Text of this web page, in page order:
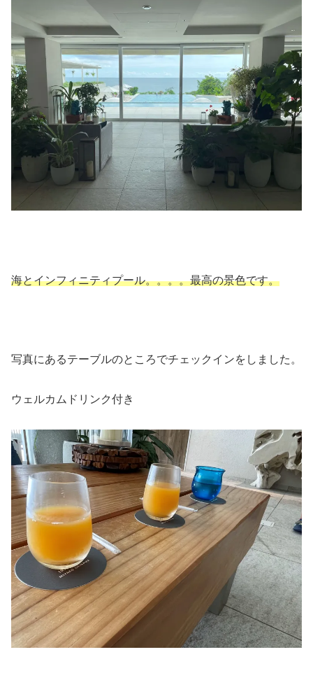
海とインフィニティプール。。。。最高の景色です。
写真にあるテーブルのところでチェックインをしました。
ウェルカムドリンク付き